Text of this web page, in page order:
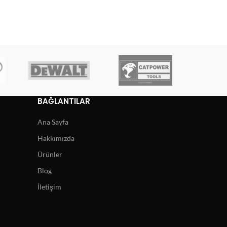
BAĞLANTILAR
Ana Sayfa
Hakkımızda
Ürünler
Blog
İletişim